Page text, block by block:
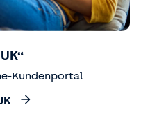
Kundenportal